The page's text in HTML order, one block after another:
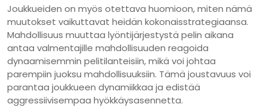
Joukkueiden on myös otettava huomioon, miten nämä
muutokset vaikuttavat heidän kokonaisstrategiaansa.
Mahdollisuus muuttaa lyöntijärjestystä pelin aikana
antaa valmentajille mahdollisuuden reagoida
dynaamisemmin pelitilanteisiin, mikä voi johtaa
parempiin juoksu mahdollisuuksiin. Tämä joustavuus voi
parantaa joukkueen dynamiikkaa ja edistää
aggressiivisempaa hyökkäysasennetta.